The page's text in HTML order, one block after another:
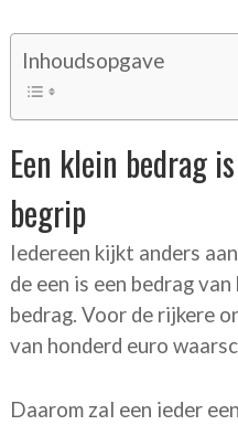
Inhoudsopgave
Een klein bedrag
begrip
Iedereen kijkt anders
de een is een bedrag
bedrag. Voor de rijkere
van honderd euro
Daarom zal een ieder